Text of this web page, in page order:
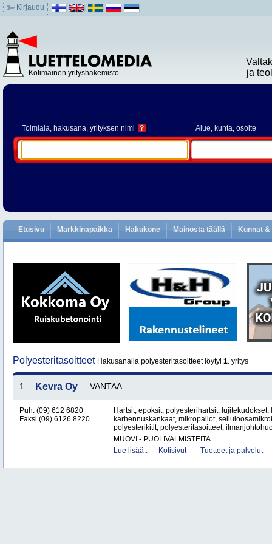
Kirjaudu
Kotimainen yrityshakemisto
ja
Toimiala, hakusana, yrityksen nimi ? Alue, kunta, osoite
Etusivu Markkinapaikka Hakukone Mainosta täällä Kunnat
Polyesteritasoitteet Hakusanalla polyesteritasoitteet löytyi 1. yritys
1. Kevra Oy VANTAA
Puh. (09) 612 6820
Faksi (09) 6126 8220
Hartsit, epoksit, polyesterihartsit, lujitekudokset,
karhennuskankaat, mikropallot,
polyesterikitit, polyesteritasoitteet,
MUOVI - PUOLIVALMISTEITA
Lue lisää..
Kotisivut Tuotteet ja palvelut